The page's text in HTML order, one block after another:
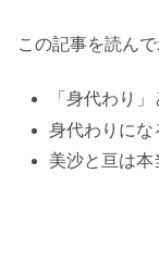
この記事を読ん
「身代わり
身代わりにな
美沙と亘は本